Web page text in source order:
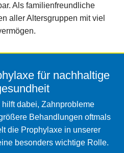
Als familienfreundliche
aller Altersgruppen mit viel
für nachhaltige
dabei, Zahnprobleme
Behandlungen oftmals
die Prophylaxe in unserer
besonders wichtige Rolle.